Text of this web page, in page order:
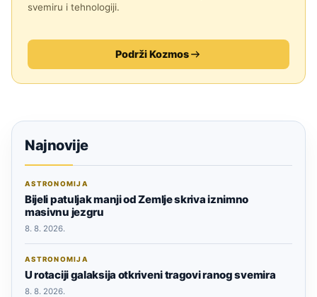
svemiru i tehnologiji.
Podrži Kozmos
Najnovije
ASTRONOMIJA
Bijeli patuljak manji od Zemlje skriva iznimno
masivnu jezgru
8. 8. 2026.
ASTRONOMIJA
U rotaciji galaksija otkriveni tragovi ranog svemira
8. 8. 2026.